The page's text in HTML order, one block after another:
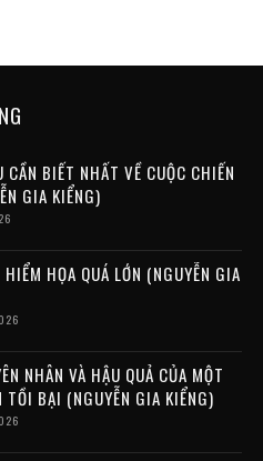
CẦN BIẾT NHẤT VỀ CUỘC CHIẾN
GIA KIỂNG)
HỌA QUÁ LỚN (NGUYỄN GIA
NHÂN VÀ HẬU QUẢ CỦA MỘT
TỒI BẠI (NGUYỄN GIA KIỂNG)